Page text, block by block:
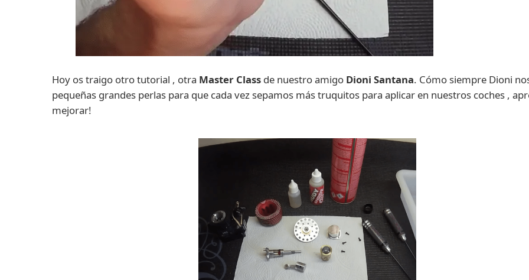
Hoy os traigo otro tutorial , otra Master Class de nuestro amigo Dioni Santana. Cómo siempre Dioni
pequeñas grandes perlas para que cada vez sepamos más truquitos para aplicar en nuestros coches ,
mejorar!